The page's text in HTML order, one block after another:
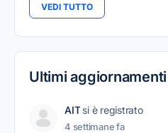
VEDI TUTTO
Ultimi aggiornamenti
AIT si è registrato
4 settimane fa